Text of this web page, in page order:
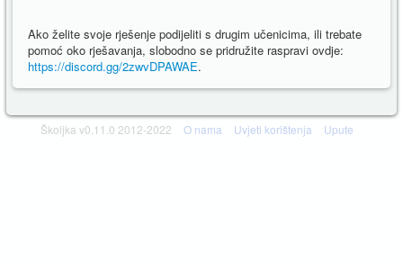
Ako želite svoje rješenje podijeliti s drugim učenicima, ili trebate
pomoć oko rješavanja, slobodno se pridružite raspravi ovdje:
https://discord.gg/2zwvDPAWAE.
Školjka v0.11.0 2012-2022 O nama Uvjeti korištenja Upute